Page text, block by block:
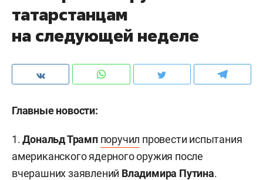
татарстанцам
на следующей неделе
Главные новости:
1.Дональд Трамп поручил провести испытания
американского ядерного оружия после
вчерашнихзаявлений Владимира Путина.